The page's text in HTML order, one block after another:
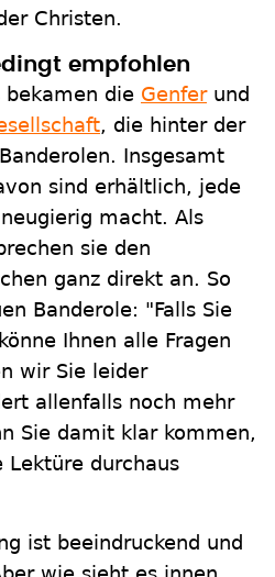
Christen.
empfohlen
bekamen die Genferund
, die hinter der
Insgesamt
sind erhältlich, jede
macht. Als
sie den
ganz direkt an. So
Banderole: "Falls Sie
Ihnen alle Fragen
wir Sie leider
allenfalls noch mehr
Sie damit klar kommen,
Lektüre durchaus
ist beeindruckend und